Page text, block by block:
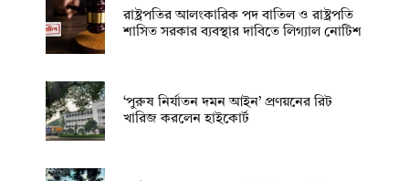
রাষ্ট্রপতির আলংকারিক পদ বাতিল ও রাষ্ট্রপতি
শাসিত সরকার ব্যবস্থার দাবিতে লিগ্যাল নোটিশ
‘পুরুষ নির্যাতন দমন আইন’ প্রণয়নের রিট
খারিজ করলেন হাইকোর্ট